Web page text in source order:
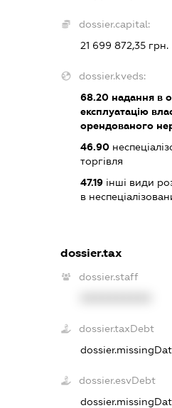
dossier.capital:
21 699 872,35 грн.
dossier.kveds:
68.20надання в
експлуатацію
орендованого
46.90
торгівля
47.19інші види
в
dossier.tax
dossier.staff
dossier.taxDebt
dossier.esvDebt